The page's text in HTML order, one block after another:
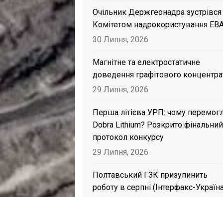
Очільник Держгеонадра зустрівся
Комітетом надрокористування
30 Липня, 2026
Магнітне та електростатичне
доведення графітового
29 Липня, 2026
Перша літієва УРП: чому
Dobra Lithium? Розкрито фінальний
протокол конкурсу
29 Липня, 2026
Полтавський ГЗК призупинить
роботу в серпні (Інтерфакс-